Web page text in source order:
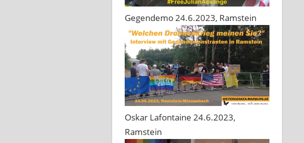
Gegendemo 24.6.2023, Ramstein
Oskar Lafontaine 24.6.2023,
Ramstein